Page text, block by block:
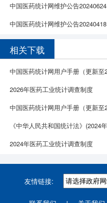
中国医药统计网维护公告20240624
中国医药统计网维护公告20240418
相关下载
2026年医药工业统计调查制度
2024年医药工业统计调查制度
友情链接: